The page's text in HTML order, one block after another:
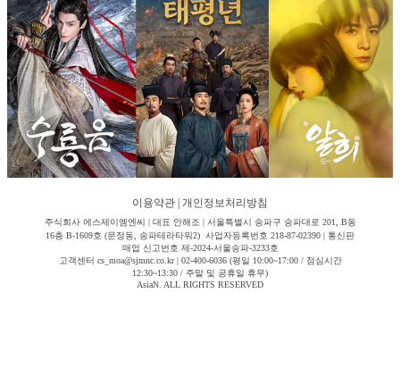
이용약관 개인정보처리방침
주식회사 에스제이엠엔씨 | 대표 안해조 | 서울특별시 송파구 송파대로 201, B동
16층 B-1609호 (문정동, 송파테라타워2) 사업자등록번호 218-87-02390 | 통신판
매업 신고번호 제-2024-서울송파-3233호
고객센터 cs_moa@sjmnc.co.kr | 02-400-6036 (평일 10:00~17:00 / 점심시간
12:30~13:30 / 주말 및 공휴일 휴무)
AsiaN. ALL RIGHTS RESERVED